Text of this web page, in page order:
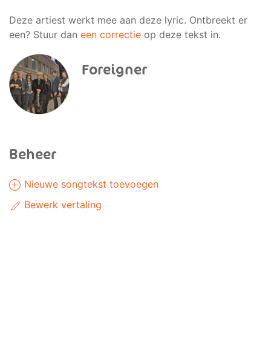
Deze artiest werkt mee aan deze lyric. Ontbreekt er
een? Stuur dan een correctie op deze tekst in.
Foreigner
Beheer
Nieuwe songtekst toevoegen
Bewerk vertaling